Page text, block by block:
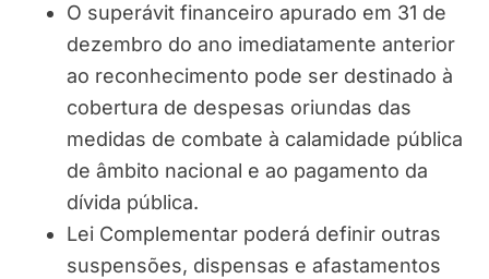
O superávit financeiro apurado em 31 de
dezembro do ano imediatamente anterior
ao reconhecimento pode ser destinado à
cobertura de despesas oriundas das
medidas de combate à calamidade pública
de âmbito nacional e ao pagamento da
dívida pública.
Lei Complementar poderá definir outras
suspensões, dispensas e afastamentos